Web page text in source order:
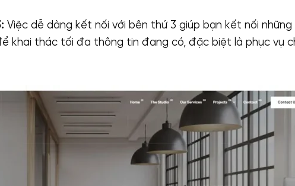
Việc dễ dàng kết nối với bên thứ 3 giúp bạn kết nối những
khai thác tối đa thông tin đang có, đặc biệt là phục vụ